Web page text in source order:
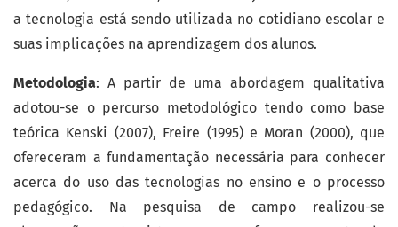
a tecnologia está sendo utilizada no cotidiano escolar e
suas implicações na aprendizagem dos alunos.
Metodologia: A partir de uma abordagem qualitativa
adotou-se o percurso metodológico tendo como base
teórica Kenski (2007), Freire (1995) e Moran (2000), que
ofereceram a fundamentação necessária para conhecer
acerca do uso das tecnologias no ensino e o processo
pedagógico. Na pesquisa de campo realizou-se